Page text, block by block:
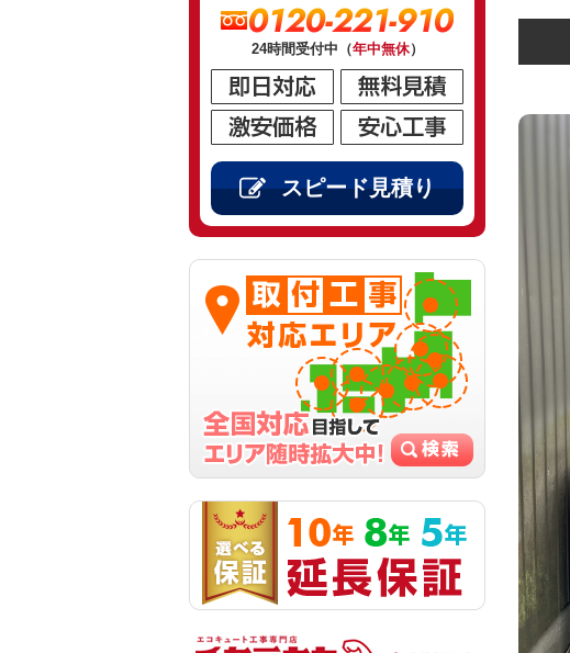
0120-221-910
24時間受付中（年中無休）
スピード見積り